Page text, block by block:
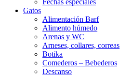
Gatos
Alimentación Barf
Alimento húmedo
Arenas y WC
Arneses, collares, correas
Botika
Comederos – Bebederos
Descanso